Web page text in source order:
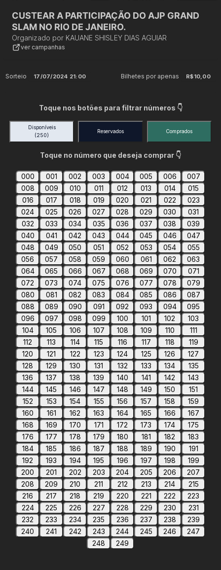
CUSTEAR A PARTICIPAÇÃO DO AJP GRAND
SLAM NO RIO DE JANEIRO.
Organizado por KAUANE SHISLEY DIAS AGUIAR
ver campanhas
Sorteio 17/07/2024 21:00 Bilhetes por apenas R$10,00
Toque nos botões para filtrar números 👇
Disponíveis
(250)
Reservados Comprados
Toque no número que deseja comprar 👇
000 001 002 003 004 005 006
007
008
009 010 011 012 013 014
015
016
017 018 019 020 021 022
023
024
025 026 027 028 029 030
031
032
033 034 035 036 037 038
039
040
041 042 043 044 045 046
047
048
049 050 051 052 053 054
055
056
057 058 059 060 061 062
063
064
065 066 067 068 069 070
071
072
073 074 075 076 077 078
079
080
081 082 083 084 085 086
087
088
089 090 091 092 093 094
095
096
097 098 099 100 101 102
103
104
105 106 107 108 109 110
111
112
113 114 115 116 117 118
119
120
121 122 123 124 125 126
127
128
129 130 131 132 133 134
135
136
137 138 139 140 141 142
143
144
145 146 147 148 149 150
151
152
153 154 155 156 157 158
159
160
161 162 163 164 165 166
167
168
169 170 171 172 173 174
175
176
177 178 179 180 181 182
183
184
185 186 187 188 189 190
191
192
193 194 195 196 197 198
199
200
201 202 203 204 205 206
207
208
209 210 211 212 213 214
215
216
217 218 219 220 221 222
223
224
225 226 227 228 229 230
231
232
233 234 235 236 237 238
239
240
241 242 243 244 245 246
247
248
249